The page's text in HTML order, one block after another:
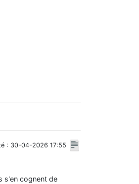
: 30-04-2026 17:55
s'en cognent de